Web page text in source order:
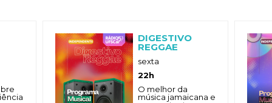
DIGESTIVO
REGGAE
sexta
22h
O melhor da
música jamaicana e